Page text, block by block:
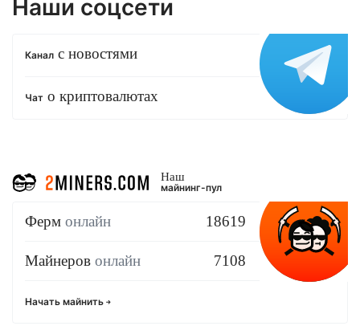
Наши соцсети
Канал с новостями
Чат о криптовалютах
Наш
майнинг-пул
Ферм онлайн 18619
Майнеров онлайн 7108
Начать майнить